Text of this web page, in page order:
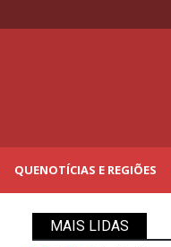
QUENOTÍCIAS E REGIÕES
MAIS LIDAS